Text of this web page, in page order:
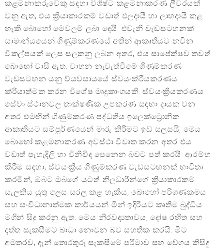
කළමනාකරුවෙකු සඳහා විශිෂ්ට කළමනාකරණ ලීවරයක්
වනු ඇත, එය ක්‍රියාකාරකම් වඩාත් ඵලදායී හා ලාභදායී කළ
හැකි බොහෝ මෙවලම් ලබා දෙයි. එවැනි වැඩසටහනක්
සාමාන්යයෙන් ගිණුම්කරණයේ අතින් ආකෘතියට නවීන
විකල්පයක් ලෙස සලකනු ලබන අතර, එය සාපේක්ෂව තවත්
බොහෝ වාසි ඇත. වාහන නැවැත්වීමේ ගිණුම්කරණ
වැඩසටහන යනු ව්යවසායයේ ස්වයංක්රීයකරණය
ක්රියාත්මක කරන විශේෂ මෘදුකාංගයකි. ස්වයංක්‍රීයකරණය
සේවා ස්ථානවල තාක්ෂණික උපකරණ සඳහා දායක වන
අතර එමඟින් ගිණුම්කරණ පද්ධතිය ඉලෙක්ට්‍රොනික
ආකෘතියට සම්පූර්ණයෙන් මාරු කිරීමට ඉඩ සලසයි, මෙය
බොහෝ කළමනාකරණ අවස්ථා විවෘත කරන අතර එය
වඩාත් පැහැදිලි හා විනිවිද පෙනෙන බවට පත් කරයි. ආරම්භ
කිරීම සඳහා, ස්වයංක්‍රීය ගිණුම්කරණ වැඩසටහනක් භාවිතා
කරමින්, ඔබට ඔබගේ යටත් නිලධාරීන්ගේ ක්‍රියාකාරකම්
සැලකිය යුතු ලෙස සරල කළ හැකිය, බොහෝ පරිගණකමය
සහ සංවිධානාත්මක කාර්යයන් මින් ඉදිරියට කෘතිම බුද්ධිය
මගින් සිදු කරනු ඇත. මෙය නිරවද්‍යතාවය, දෝෂ රහිත සහ
දත්ත සැකසීමට බාධා නොවන බව සහතික කරයි. මීට
අමතරව, දැන් තොරතුරු සැකසීමේ පරිමාව සහ වේගය කිසිදු